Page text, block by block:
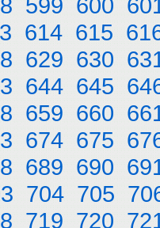
599 600
614 615
629 630
644 645
659 660
674 675
689 690
704 705
719 720